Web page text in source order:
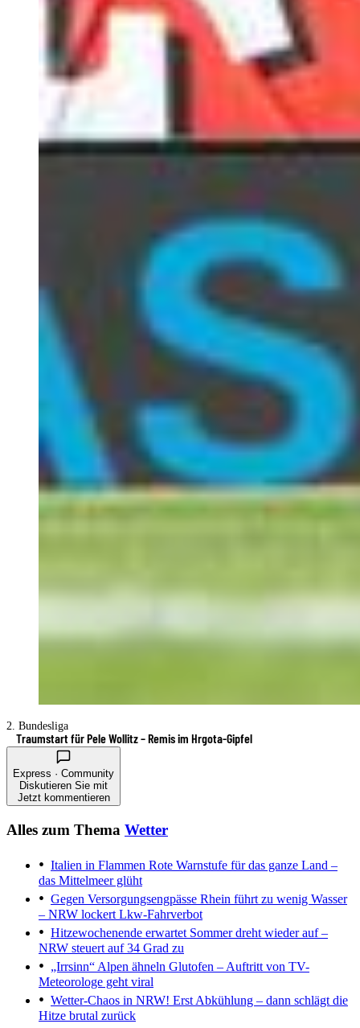
2. Bundesliga
Traumstart für Pele Wollitz – Remis im Hrgota-Gipfel
Express · Community
Diskutieren Sie mit
Jetzt kommentieren
Alles zum Thema Wetter
Italien in Flammen Rote Warnstufe für das ganze Land –
das Mittelmeer glüht
Gegen Versorgungsengpässe Rhein führt zu wenig Wasser
– NRW lockert Lkw-Fahrverbot
Hitzewochenende erwartet Sommer dreht wieder auf –
NRW steuert auf 34 Grad zu
„Irrsinn“ Alpen ähneln Glutofen – Auftritt von TV-
Meteorologe geht viral
Wetter-Chaos in NRW! Erst Abkühlung – dann schlägt die
Hitze brutal zurück